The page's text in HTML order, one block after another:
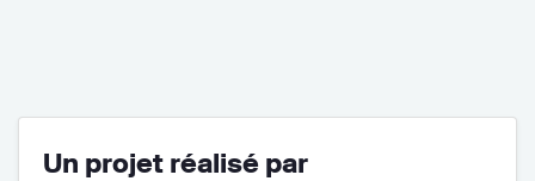
Un projet réalisé par